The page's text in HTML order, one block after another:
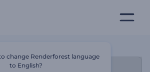
change Renderforest language
to English?